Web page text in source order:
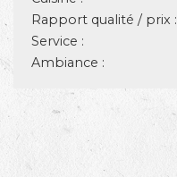
Rapport qualité / prix :
Service :
Ambiance :